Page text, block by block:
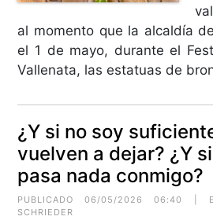
al momento que la alcaldía
el 1 de mayo, durante el
Vallenata, las estatuas de
¿Y si no soy
vuelven a dejar? ¿Y
pasa nada conmigo?
PUBLICADO 06/05/2026 06:40 |
SCHRIEDER